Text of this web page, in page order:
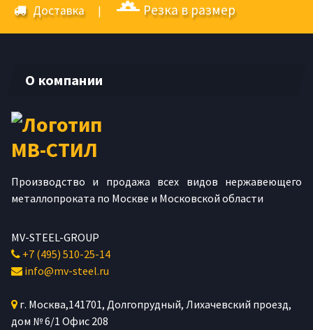
Доставка| Резка в размер
О компании
Производство и продажа всех видов нержавеющего
металлопроката по Москве и Московской области
MV-STEEL-GROUP
+7 (495) 510-25-14
info@mv-steel.ru
г. Москва,141701, Долгопрудный, Лихачевский проезд,
дом № 6/1 Офис 208